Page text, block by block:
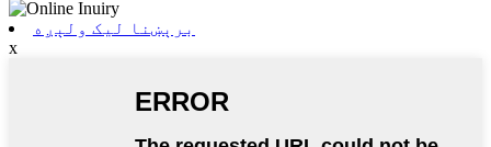
برېښنا لیک ولېږه
x